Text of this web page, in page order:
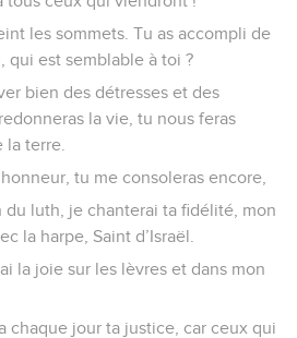
les sommets. Tu as accompli de
qui est semblable à toi ?
bien des détresses et des
la vie, tu nous feras
la terre.
tu me consoleras encore,
du luth, je chanterai ta fidélité, mon
la harpe, Saint d’Israël.
la joie sur les lèvres et dans mon
chaque jour ta justice, car ceux qui